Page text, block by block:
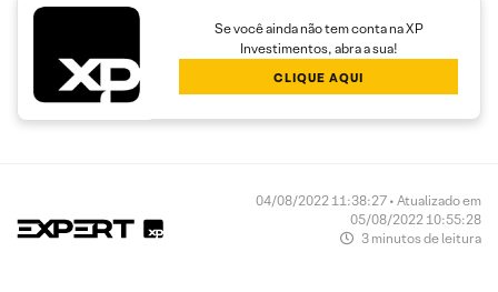
Se você ainda não tem conta na XP
Investimentos, abra a sua!
CLIQUE AQUI
04/08/2022 11:38:27 • Atualizado em
05/08/2022 10:55:28
3 minutos de leitura